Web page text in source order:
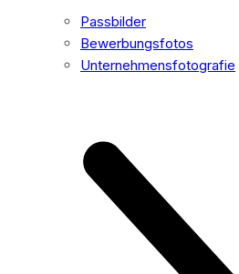
Passbilder
Bewerbungsfotos
Unternehmensfotografie